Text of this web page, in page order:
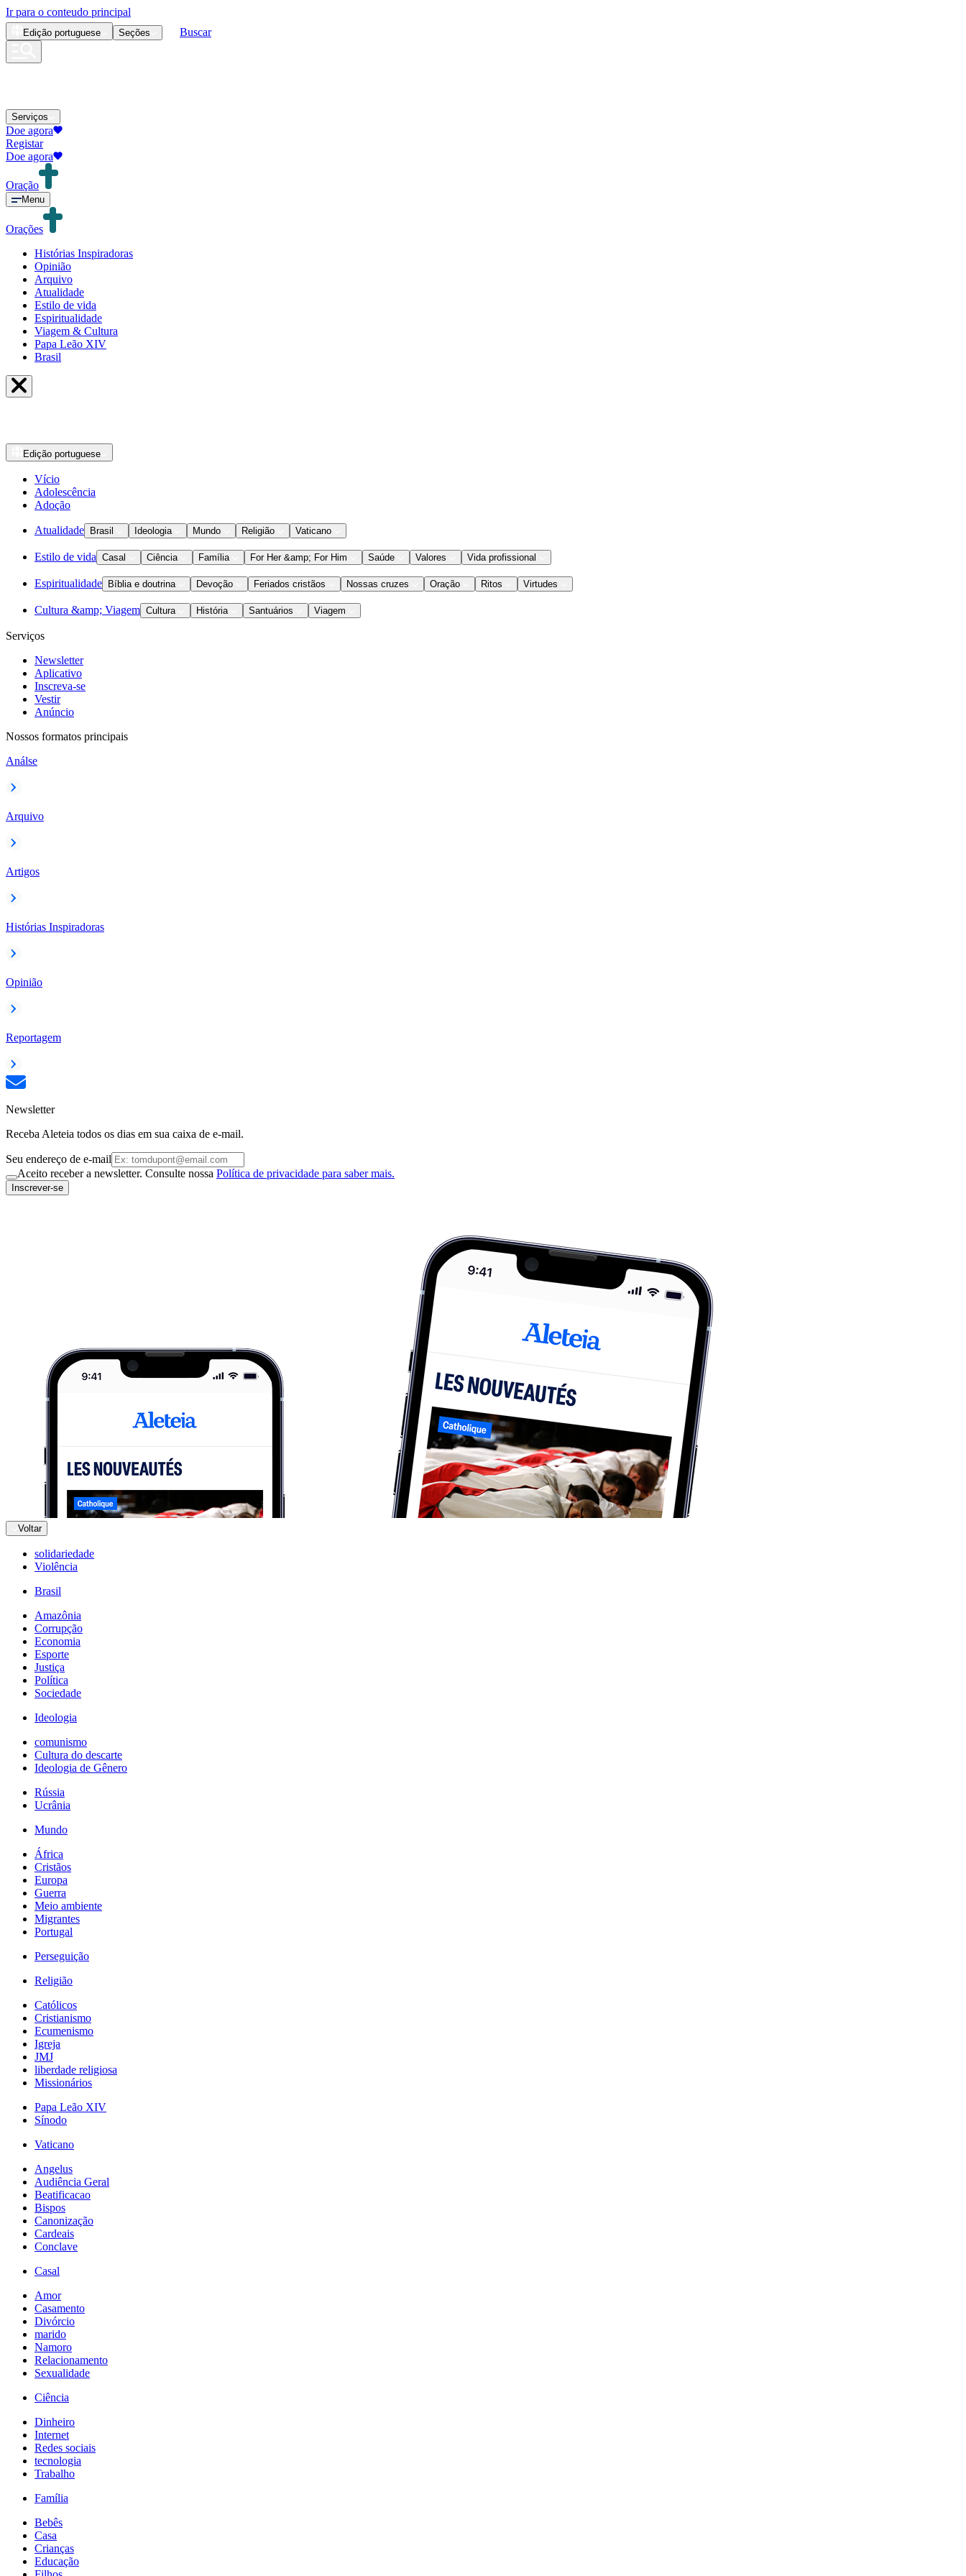
Ir para o conteudo principal
Edição portuguese Seções Buscar
Serviços
Doe agora
Registar
Doe agora
Oração
Menu
Orações
Histórias Inspiradoras
Opinião
Arquivo
Atualidade
Estilo de vida
Espiritualidade
Viagem & Cultura
Papa Leão XIV
Brasil
Edição portuguese
Vício
Adolescência
Adoção
Atualidade Brasil Ideologia Mundo Religião Vaticano
Estilo de vida Casal Ciência Família For Her &amp; For Him Saúde Valores Vida profissional
Espiritualidade Bíblia e doutrina Devoção Feriados cristãos Nossas cruzes Oração Ritos Virtudes
Cultura &amp; Viagem Cultura História Santuários Viagem
Serviços
Newsletter
Aplicativo
Inscreva-se
Vestir
Anúncio
Nossos formatos principais
Análse
Arquivo
Artigos
Histórias Inspiradoras
Opinião
Reportagem
Newsletter
Receba Aleteia todos os dias em sua caixa de e-mail.
Seu endereço de e-mail
Aceito receber a newsletter. Consulte nossa Política de privacidade para saber mais.
Inscrever-se
Voltar
solidariedade
Violência
Brasil
Amazônia
Corrupção
Economia
Esporte
Justiça
Política
Sociedade
Ideologia
comunismo
Cultura do descarte
Ideologia de Gênero
Rússia
Ucrânia
Mundo
África
Cristãos
Europa
Guerra
Meio ambiente
Migrantes
Portugal
Perseguição
Religião
Católicos
Cristianismo
Ecumenismo
Igreja
JMJ
liberdade religiosa
Missionários
Papa Leão XIV
Sínodo
Vaticano
Angelus
Audiência Geral
Beatificacao
Bispos
Canonização
Cardeais
Conclave
Casal
Amor
Casamento
Divórcio
marido
Namoro
Relacionamento
Sexualidade
Ciência
Dinheiro
Internet
Redes sociais
tecnologia
Trabalho
Família
Bebês
Casa
Crianças
Educação